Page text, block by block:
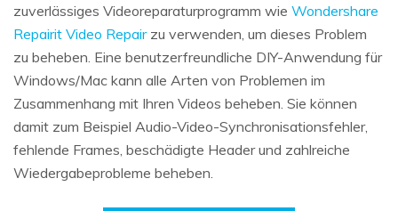
zuverlässiges Videoreparaturprogramm wie Wondershare
Repairit Video Repairzu verwenden, um dieses Problem
zu beheben. Eine benutzerfreundliche DIY-Anwendung für
Windows/Mac kann alle Arten von Problemen im
Zusammenhang mit Ihren Videos beheben. Sie können
damit zum Beispiel Audio-Video-Synchronisationsfehler,
fehlende Frames, beschädigte Header und zahlreiche
Wiedergabeprobleme beheben.